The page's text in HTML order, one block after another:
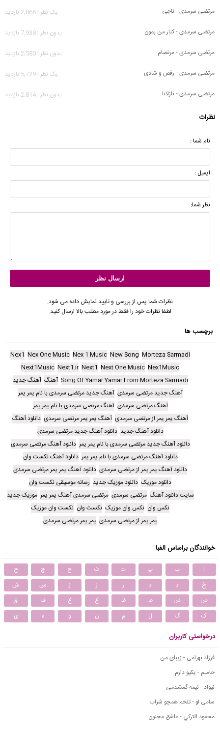
مرتضی سرمدی - ناجی
يک نظر | 2,866 بازدید
مرتضی سرمدی - کنار من بمون
بدون نظر | 7,938 بازدید
مرتضی سرمدی - مرتضام
بدون نظر | 2,580 بازدید
مرتضی سرمدی - رقص و شادی
يک نظر | 5,729 بازدید
مرتضی سرمدی - نازلانا
بدون نظر | 2,814 بازدید
نظرات
نام شما :
ایمیل :
نظر شما:
نظرات شما پس از بررسی و تایید نمایش داده می شود.
لطفا نظرات خود را فقط در مورد مطلب بالا ارسال کنید.
برچسب ها
Morteza Sarmadi
New Song
Nex 1 Music
Nex One Music
Nex1
Nex1Music
Next One Music
Next1
Next1.ir
Next1Music
Song Of Yamar Yamar From Morteza Sarmadi آهنگ آهنگ جدید
آهنگ جدید مرتضی سرمدی آهنگ جدید مرتضی سرمدی با نام یمر یمر
آهنگ مرتضی سرمدی آهنگ مرتضی سرمدی با نام یمر یمر
آهنگ یمر یمر از مرتضی سرمدی آهنگ یمر یمر مرتضی سرمدی دانلود آهنگ
دانلود آهنگ جدید دانلود آهنگ جدید مرتضی سرمدی
دانلود آهنگ جدید مرتضی سرمدی با نام یمر یمر دانلود آهنگ مرتضی سرمدی
دانلود آهنگ مرتضی سرمدی با نام یمر یمر دانلود آهنگ نکست وان
دانلود آهنگ یمر یمر از مرتضی سرمدی دانلود آهنگ یمر یمر مرتضی سرمدی
دانلود موزیک دانلود موزیک جدید رسانه موسیقی نکست وان
سایت دانلود آهنگ مرتضی سرمدی مرتضی سرمدی آهنگ یمر یمر موزیک جدید
نکس وان نکس وان موزیک نکست وان نکست وان موزیک
یمر یمر از مرتضی سرمدی یمر یمر مرتضی سرمدی
خوانندگان براساس الفبا
ا ب پ ت ث ج چ
ح
خ
د ذ ر ز ژ س
ش
ص
ض ط ظ ع غ ف
ق
ک
گ ل م ن و ه ی
درخواستی کاربران
فرزاد بهرامی - زیبای من
حامیم - یکیو دارم
نیواد - نیمه گمشدمی
سامی لو - تلخم همچو شراب
محمود التركي - عاشق مجنون